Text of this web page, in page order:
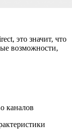
это значит, что
возможности,
каналов